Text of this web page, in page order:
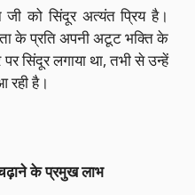
जी को सिंदूर अत्यंत प्रिय है।
के प्रति अपनी अटूट भक्ति के
सिंदूर लगाया था, तभी से उन्हें
रही है।
के प्रमुख लाभ